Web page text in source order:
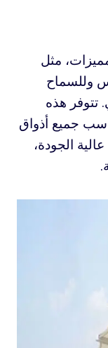
مثل
وللسماح
تتوفر هذه
جميع أذواق
الجودة،